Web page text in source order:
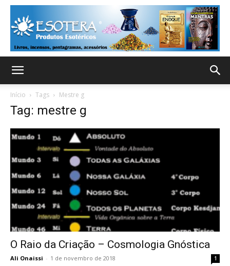
Início Tags Mestre g
Tag: mestre g
O Raio da Criação – Cosmologia Gnóstica
Ali Onaissi - 1 de novembro de 2018 1